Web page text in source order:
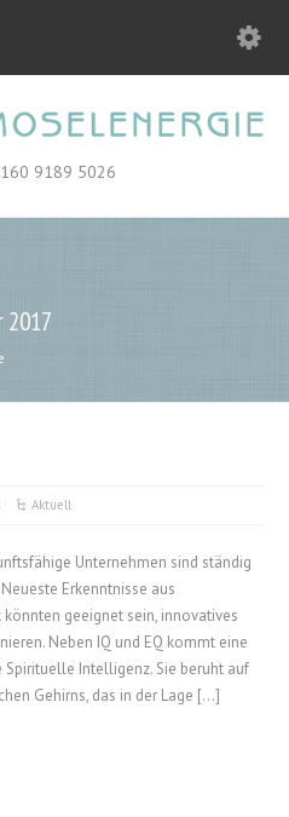
9189 5026
2017
Aktuell
Unternehmen sind ständig
Erkenntnisse aus
geeignet sein, innovatives
Neben IQ und EQ kommt eine
Intelligenz. Sie beruht auf
Gehirns, das in der Lage […]